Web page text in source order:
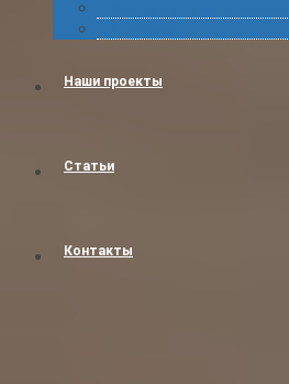
Наши проекты
Статьи
Контакты